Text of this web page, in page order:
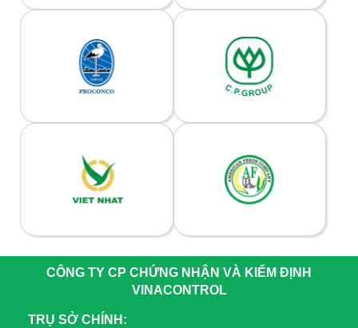
CÔNG TY CP CHỨNG NHẬN VÀ KIỂM ĐỊNH
VINACONTROL
TRỤ SỞ CHÍNH: